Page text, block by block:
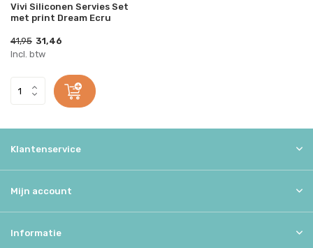
Vivi Siliconen Servies Set
met print Dream Ecru
41,95 31,46
Incl. btw
Klantenservice
Mijn account
Informatie